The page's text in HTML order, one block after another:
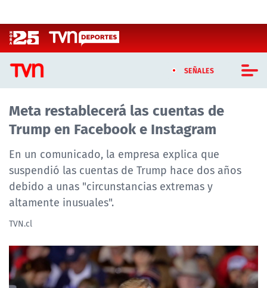
SEÑALES
CASTING MASTERCHEF CHILE
CASTING TVN VERTICAL
TVN VERTICAL
TVN PLAY
PROGRAMAS
TELESERIES
NTV
Meta restablecerá las cuentas de
Trump en Facebook e Instagram
En un comunicado, la empresa explica que
suspendió las cuentas de Trump hace dos años
debido a unas "circunstancias extremas y
altamente inusuales".
TVN.cl